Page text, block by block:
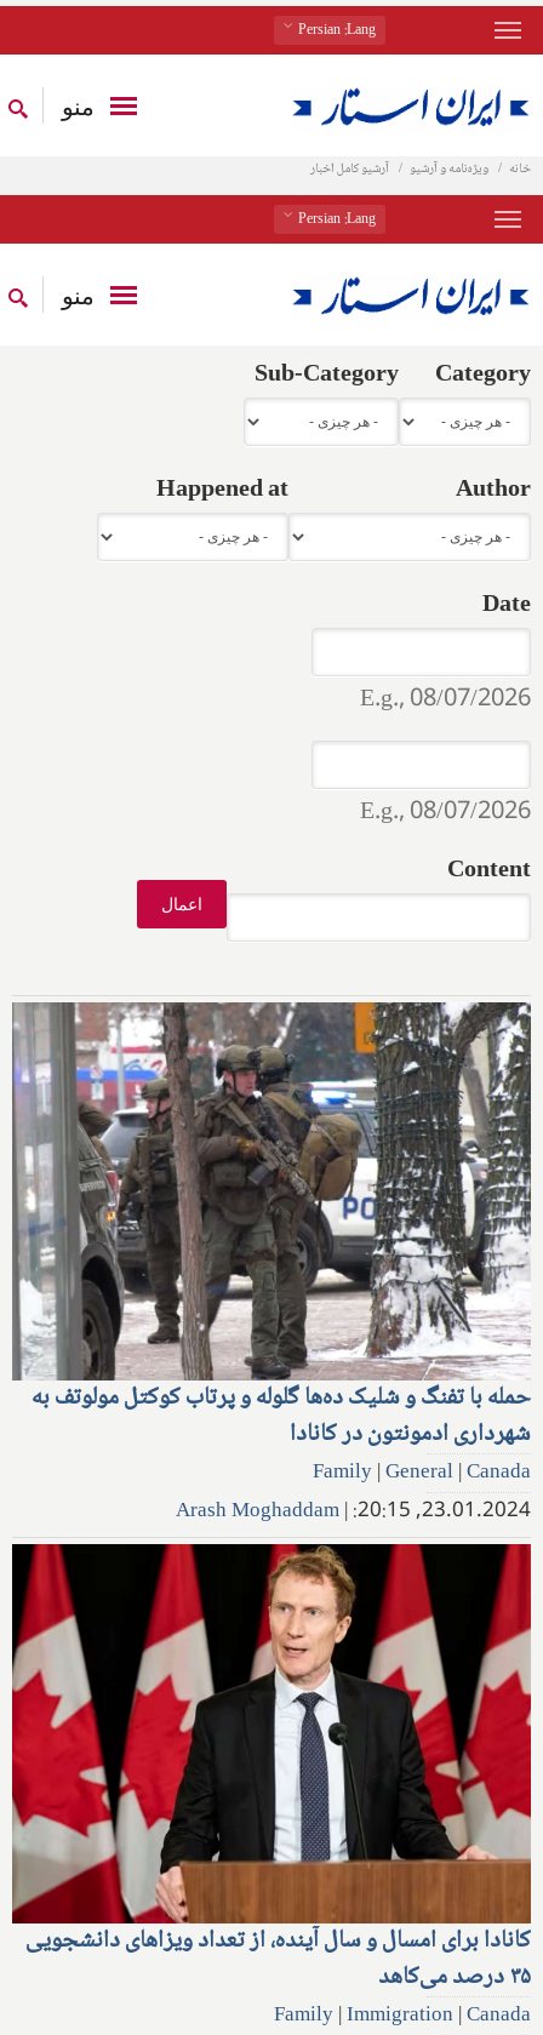
Lang
: Persian
منو
خانه ویژه‌نامه و آرشیو آرشیو کامل اخبار
Lang
: Persian
منو
Category
Sub-Category
Author
Happened at
Date
E.g., 08/07/2026
E.g., 08/07/2026
Content
حمله با تفنگ و شلیک ده‌ها گلوله و پرتاب کوکتل مولوتف به
شهرداری ادمونتون در کانادا
Family|General|Canada
23.01.2024, 20:15:
|
Arash Moghaddam
کانادا برای امسال و سال آینده، از تعداد ویزاهای دانشجویی
۳۵ درصد می‌کاهد
Family|Immigration |Canada